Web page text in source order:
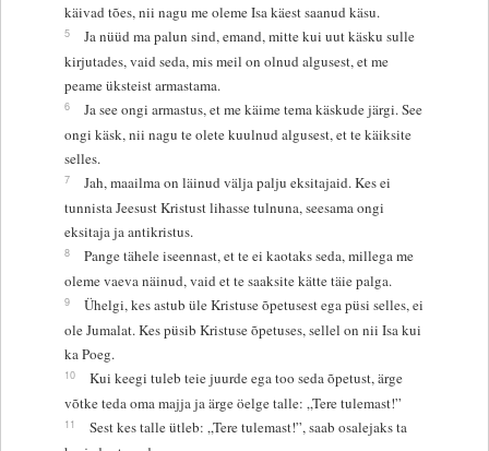
käivad tões, nii nagu me oleme Isa käest saanud käsu.
5
Ja nüüd ma palun sind, emand, mitte kui uut käsku sulle
kirjutades, vaid seda, mis meil on olnud algusest, et me
peame üksteist armastama.
6
Ja see ongi armastus, et me käime tema käskude järgi. See
ongi käsk, nii nagu te olete kuulnud algusest, et te käiksite
selles.
7
Jah, maailma on läinud välja palju eksitajaid. Kes ei
tunnista Jeesust Kristust lihasse tulnuna, seesama ongi
eksitaja ja antikristus.
8
Pange tähele iseennast, et te ei kaotaks seda, millega me
oleme vaeva näinud, vaid et te saaksite kätte täie palga.
9
Ühelgi, kes astub üle Kristuse õpetusest ega püsi selles, ei
ole Jumalat. Kes püsib Kristuse õpetuses, sellel on nii Isa kui
ka Poeg.
10
Kui keegi tuleb teie juurde ega too seda õpetust, ärge
võtke teda oma majja ja ärge öelge talle: „Tere tulemast!”
11
Sest kes talle ütleb: „Tere tulemast!”, saab osalejaks ta